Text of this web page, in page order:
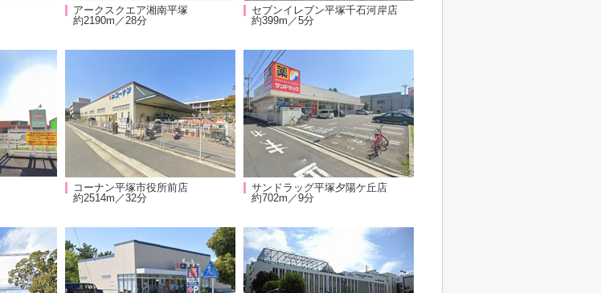
アークスクエア湘南平塚
約2190m／28分
セブンイレブン平塚千石河岸店
約399m／5分
コーナン平塚市役所前店
約2514m／32分
サンドラッグ平塚夕陽ケ丘店
約702m／9分